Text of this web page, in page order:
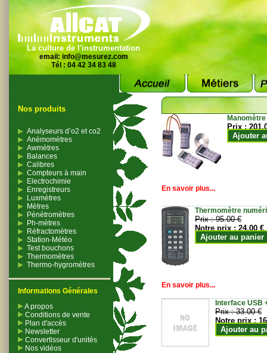
La culture de l'instrumentation
email: info@mesurez.com
Tél : 04 42 34 83 48
Nos produits
Analyseurs d’o2 et co2
Anémomètres
Awmètres
Balances
Calibres
Compteurs à main
Electrochimie
Enregistreurs
Luxmètres
Mètres
Pénétromètres
Ph-mètres
Réfractomètres
Station-Météo
Test bouchons
Thermomètres
Thermo-hygromètres
Informations Générales
A propos
Conditions de vente
Plan d'accès
Newsletter
Convertisseur d'unités
Nos vidéos
Prix :
Ajouter
En savoir plus...
Thermomètre
Prix :95.00 €
Notre prix :24.00 €
Ajouter au panier
En savoir plus...
Interface USB
Prix :33.00 €
Notre prix :
Ajouter au